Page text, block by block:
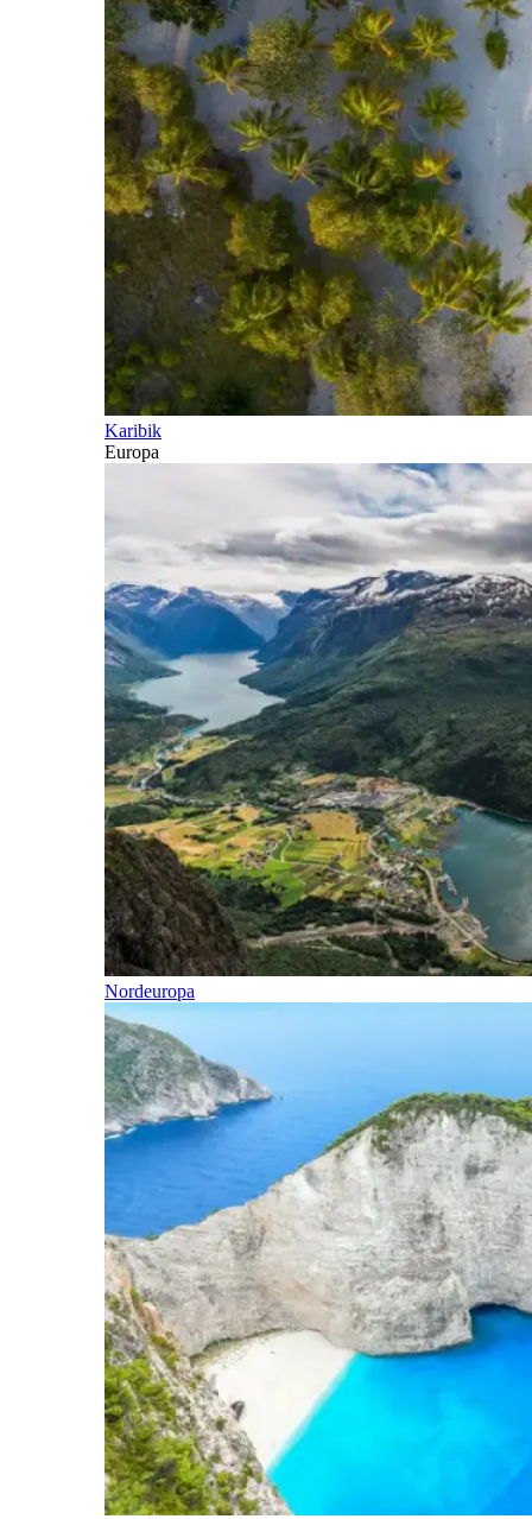
Karibik
Europa
Nordeuropa